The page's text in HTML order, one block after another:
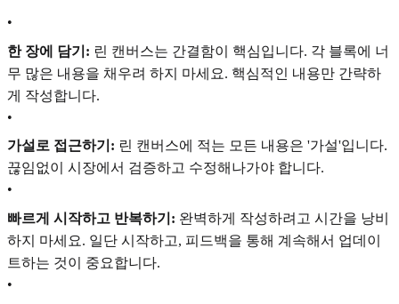
•
한 장에 담기: 린 캔버스는 간결함이 핵심입니다. 각 블록에 너
무 많은 내용을 채우려 하지 마세요. 핵심적인 내용만 간략하
게 작성합니다.
•
가설로 접근하기: 린 캔버스에 적는 모든 내용은 '가설'입니다.
끊임없이 시장에서 검증하고 수정해나가야 합니다.
•
빠르게 시작하고 반복하기: 완벽하게 작성하려고 시간을 낭비
하지 마세요. 일단 시작하고, 피드백을 통해 계속해서 업데이
트하는 것이 중요합니다.
•